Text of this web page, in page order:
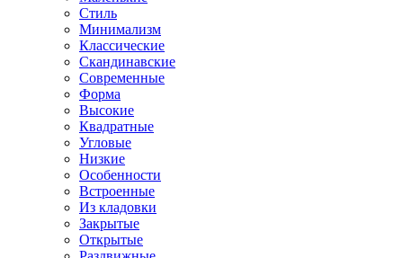
Стиль
Минимализм
Классические
Скандинавские
Современные
Форма
Высокие
Квадратные
Угловые
Низкие
Особенности
Встроенные
Из кладовки
Закрытые
Открытые